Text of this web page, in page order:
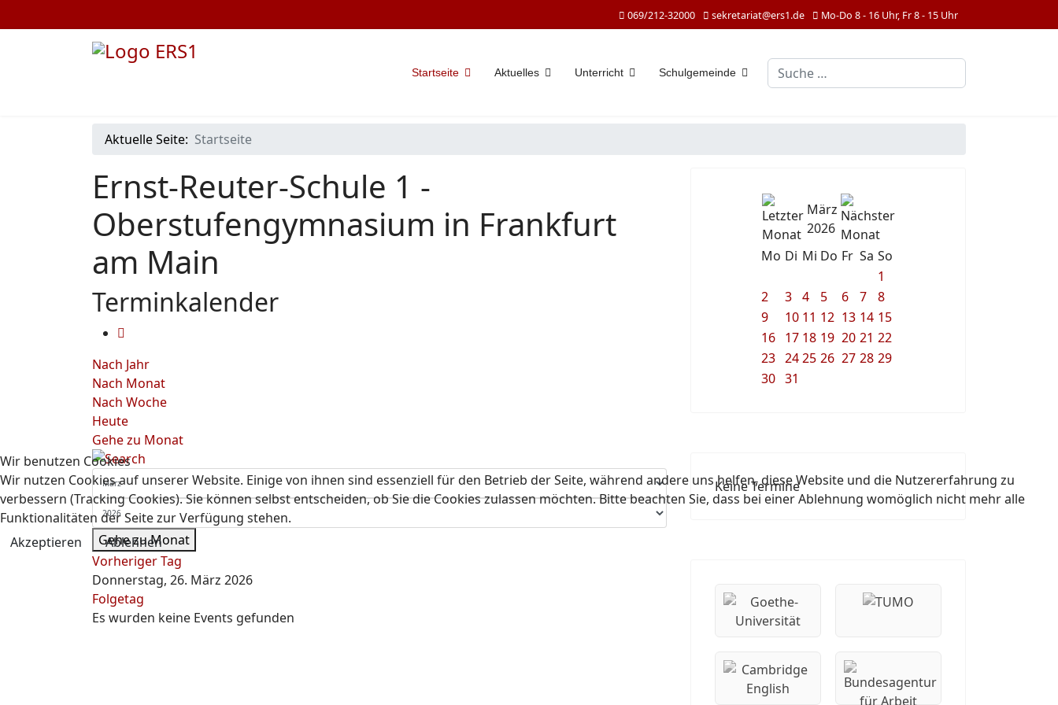
069/212-32000 sekretariat@ers1.de Mo-Do 8 - 16 Uhr, Fr 8 - 15 Uhr
Startseite Aktuelles Unterricht Schulgemeinde Suchen
Aktuelle Seite: Startseite
Ernst-Reuter-Schule 1 -
Oberstufengymnasium in Frankfurt
am Main
Terminkalender
Nach Jahr
Nach Monat
Nach Woche
Heute
Gehe zu Monat
Gehe zu Monat
Vorheriger Tag
Donnerstag, 26. März 2026
Folgetag
Es wurden keine Events gefunden
März
2026
Mo Di Mi Do Fr Sa So
1
2
3 4 5 6 7
8
9
10 11 12 13 14 15
16
17 18 19 20 21 22
23 24 25 26 27 28 29
30 31
Keine Termine
Wir benutzen Cookies
Wir nutzen Cookies auf unserer Website. Einige von ihnen sind essenziell für den Betrieb der Seite, während andere uns helfen, diese Website und die Nutzererfahrung zu
verbessern (Tracking Cookies). Sie können selbst entscheiden, ob Sie die Cookies zulassen möchten. Bitte beachten Sie, dass bei einer Ablehnung womöglich nicht mehr alle
Funktionalitäten der Seite zur Verfügung stehen.
Akzeptieren
Ablehnen